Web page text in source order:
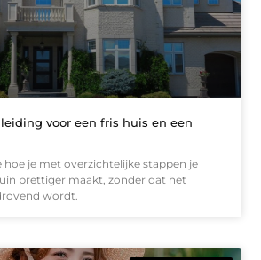
voor een fris huis en een
hoe je met overzichtelijke stappen je
prettiger maakt, zonder dat het
wordt.